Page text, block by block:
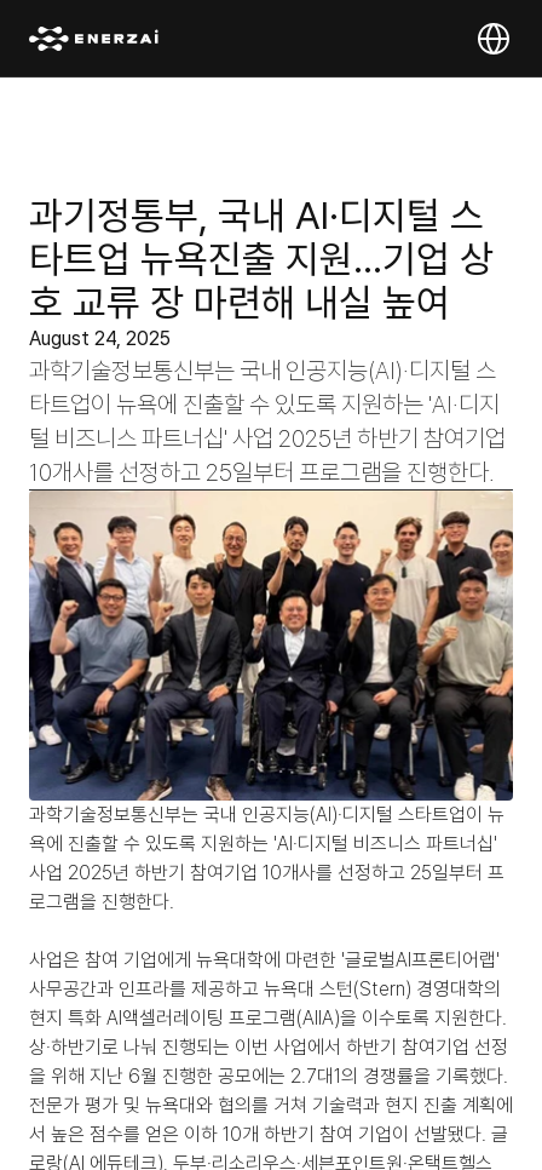
과기정통부, 국내 AI·디지털 스
타트업 뉴욕진출 지원…기업 상
호 교류 장 마련해 내실 높여
August 24, 2025
과학기술정보통신부는 국내 인공지능(AI)·디지털 스
타트업이 뉴욕에 진출할 수 있도록 지원하는 'AI·디지
털 비즈니스 파트너십' 사업 2025년 하반기 참여기업
10개사를 선정하고 25일부터 프로그램을 진행한다.
과학기술정보통신부는 국내 인공지능(AI)·디지털 스타트업이 뉴
욕에 진출할 수 있도록 지원하는 'AI·디지털 비즈니스 파트너십'
사업 2025년 하반기 참여기업 10개사를 선정하고 25일부터 프
로그램을 진행한다.
사업은 참여 기업에게 뉴욕대학에 마련한 '글로벌AI프론티어랩'
사무공간과 인프라를 제공하고 뉴욕대 스턴(Stern) 경영대학의
현지 특화 AI액셀러레이팅 프로그램(AIIA)을 이수토록 지원한다.
상·하반기로 나눠 진행되는 이번 사업에서 하반기 참여기업 선정
을 위해 지난 6월 진행한 공모에는 2.7대1의 경쟁률을 기록했다.
전문가 평가 및 뉴욕대와 협의를 거쳐 기술력과 현지 진출 계획에
서 높은 점수를 얻은 이하 10개 하반기 참여 기업이 선발됐다. 글
로랑(AI 에듀테크), 두부·리소리우스·세븐포인트원·온택트헬스